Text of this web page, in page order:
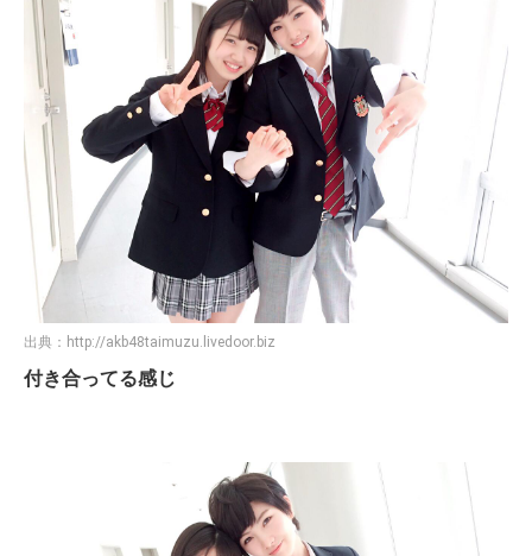
出典： http://akb48taimuzu.livedoor.biz
付き合ってる感じ